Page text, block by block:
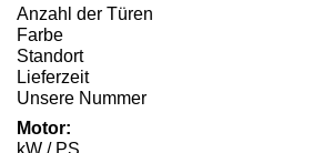
Anzahl der Türen
Farbe
Standort
Lieferzeit
Unsere Nummer
Motor: